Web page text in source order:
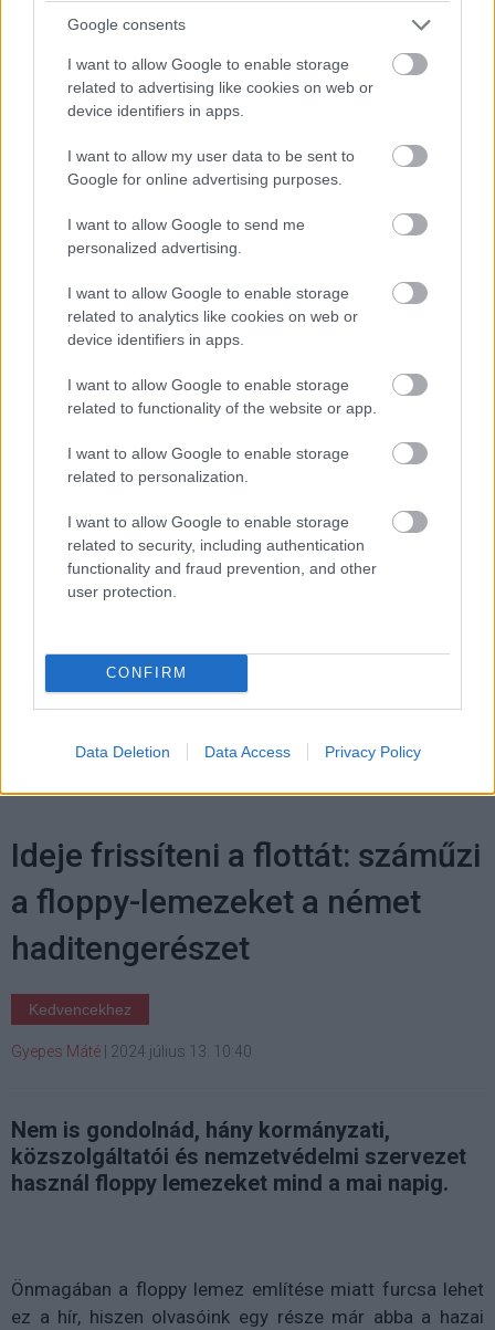
Google consents
I want to allow Google to enable storage
related to advertising like cookies on web or
device identifiers in apps.
I want to allow my user data to be sent to
Google for online advertising purposes.
I want to allow Google to send me
personalized advertising.
I want to allow Google to enable storage
related to analytics like cookies on web or
device identifiers in apps.
I want to allow Google to enable storage
related to functionality of the website or app.
I want to allow Google to enable storage
related to personalization.
I want to allow Google to enable storage
related to security, including authentication
functionality and fraud prevention, and other
user protection.
CONFIRM
Data Deletion Data Access Privacy Policy
készülékeikről, és értesítést is fognak kapni arról, hogy
az már enm elérhető. Ez azonban nem érinti a Pixel
telefonok tulajait, mivel a készülékek rendelkeznek
beépített VPN-nel, amely a fizetős One VPN-től
Nemrég egyébként a Google minden felhasználó
számára elérhetővé tett bizonyos Google One prémium
funkciókat, például az AI-alapú szerkesztőeszközöket,
Most a vállalat egy újabb prémium funkciót tesz
elérhetővé minden Google-fiókkal rendelkező számára: a
dark webes jelentést azÖnről szóló találatok oldalon
lehet ellenőrizni, de még nem minden régióban érhető el
- mi kipróbáltuk, és egyelőre Magyarországon sem
Pulzusméréssel segíti a biztonságos mozgást az új
balatoni kardioösvény (X)
4 és egy 8 km-es egészségügyi tanösvény nyílt
Balatonalmádiban.
Ideje frissíteni a flottát: száműzi
a floppy-lemezeket a német
haditengerészet
Kedvencekhez
Gyepes Máté 2024 július 13. 10:40
Nem is gondolnád, hány kormányzati,
közszolgáltatói és nemzetvédelmi szervezet
használ floppy lemezeket mind a mai napig.
Önmagában a floppy lemez említése miatt furcsa lehet
ez a hír, hiszen olvasóink egy része már abba a hazai